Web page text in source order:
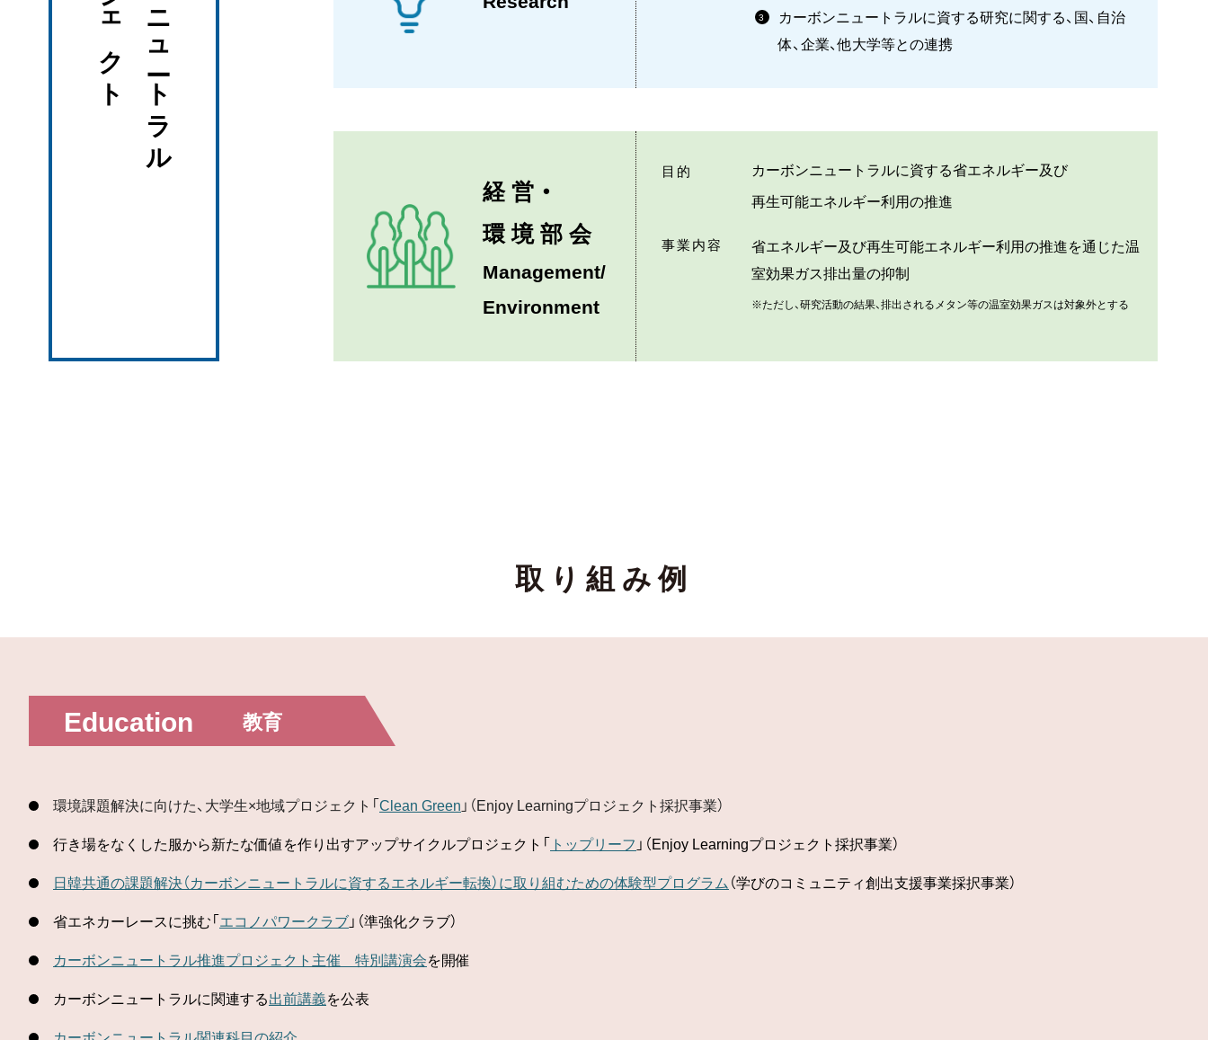
3
カーボンニュートラルに資する研究に関する、国、自治
体、企業、他大学等との連携
経営・
環境部会
Management/
Environment
目的
カーボンニュートラルに資する省エネルギー及び
再生可能エネルギー利用の推進
事業内容
省エネルギー及び再生可能エネルギー利用の推進を通じた温
室効果ガス排出量の抑制
※ただし、研究活動の結果、排出されるメタン等の温室効果ガスは対象外とする
取り組み例
Education 教育
環境課題解決に向けた、大学生×地域プロジェクト「Clean Green 」（Enjoy Learningプロジェクト採択事業）
行き場をなくした服から新たな価値を作り出すアップサイクルプロジェクト「 トップリーフ 」（Enjoy Learningプロジェクト採択事業）
日韓共通の課題解決（カーボンニュートラルに資するエネルギー転換）に取り組むための体験型プログラム（学びのコミュニティ創出支援事業採択事業）
省エネカーレースに挑む「エコノパワークラブ」（準強化クラブ）
カーボンニュートラル推進プロジェクト主催 特別講演会を開催
カーボンニュートラルに関連する出前講義を公表